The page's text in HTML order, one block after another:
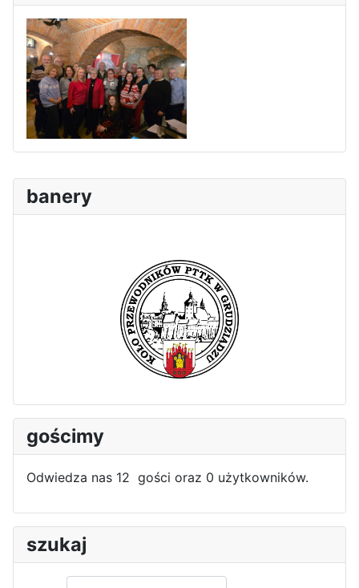
banery
gościmy
Odwiedza nas 12 gości oraz 0 użytkowników.
szukaj